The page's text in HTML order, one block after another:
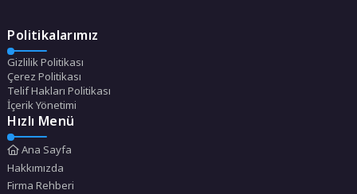
Politikalarımız
Gizlilik Politikası
Çerez Politikası
Telif Hakları Politikası
İçerik Yönetimi
Hızlı Menü
Ana Sayfa
Hakkımızda
Firma Rehberi